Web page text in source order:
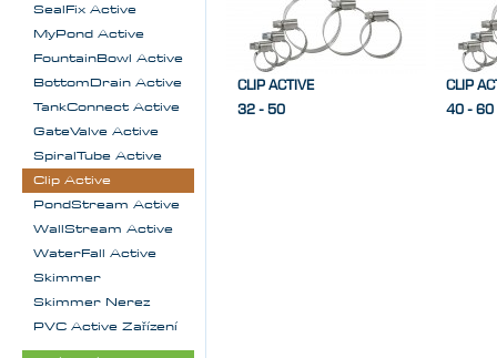
CLIP ACTIVE
32 - 50
CLIP
40 - 60
SealFix Active
MyPond Active
FountainBowl Active
BottomDrain Active
TankConnect Active
GateValve Active
SpiralTube Active
Clip Active
PondStream Active
WallStream Active
WaterFall Active
Skimmer
Skimmer Nerez
PVC Active Zařízení